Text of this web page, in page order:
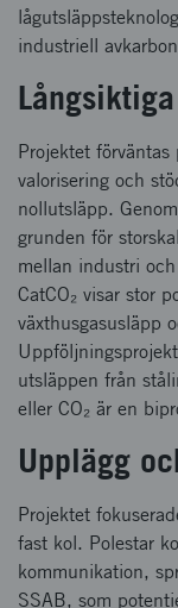
industriell
Projektet förväntas
valorisering och
nollutsläpp.
grunden för
mellan industri
CatCO₂ visar stor
växthusgasusläpp
utsläppen från
eller CO₂ är en
Upplägg
Projektet
fast kol. Polestar
kommunikation,
SSAB, som